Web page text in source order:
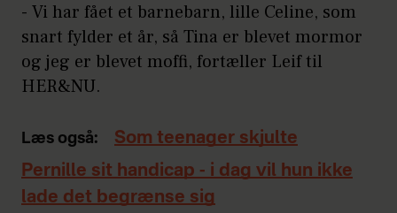
- Vi har fået et barnebarn, lille Celine, som
snart fylder et år, så Tina er blevet mormor
og jeg er blevet moffi, fortæller Leif til
HER&NU.
Læs også:
Som teenager skjulte
Pernille sit handicap - i dag vil hun ikke
lade det begrænse sig